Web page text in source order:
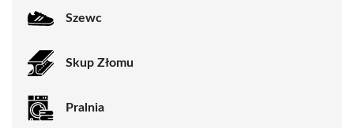
Szewc
Skup Złomu
Pralnia